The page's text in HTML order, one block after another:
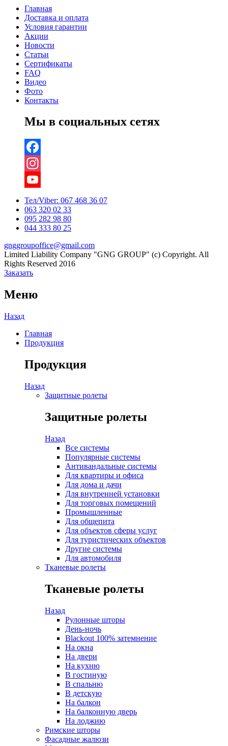
Главная
Доставка и оплата
Условия гарантии
Акции
Новости
Статьи
Сертификаты
FAQ
Видео
Фото
Контакты
Мы в социальных сетях
Facebook
Instagram
YouTube
Channel
Тел/Viber: 067 468 36 07
063 320 02 33
095 282 98 80
044 333 80 25
gnggroupoffice@gmail.com
Limited Liability Company "GNG GROUP" (c) Copyright. All
Rights Reserved 2016
Заказать
Меню
Назад
Главная
Продукция
Продукция
Назад
Защитные ролеты
Защитные ролеты
Назад
Все системы
Популярные системы
Антивандальные системы
Для квартиры и офиса
Для дома и дачи
Для внутренней установки
Для торговых помещений
Промышленные
Для общепита
Для объектов сферы услуг
Для туристических объектов
Другие системы
Для автомобиля
Тканевые ролеты
Тканевые ролеты
Назад
Рулонные шторы
День-ночь
Blackout 100% затемнение
На окна
На двери
На кухню
В гостиную
В спальню
В детскую
На балкон
На балконную дверь
На лоджию
Римские шторы
Фасадные жалюзи